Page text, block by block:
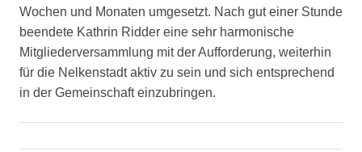
Wochen und Monaten umgesetzt. Nach gut einer Stunde
beendete Kathrin Ridder eine sehr harmonische
Mitgliederversammlung mit der Aufforderung, weiterhin
für die Nelkenstadt aktiv zu sein und sich entsprechend
in der Gemeinschaft einzubringen.